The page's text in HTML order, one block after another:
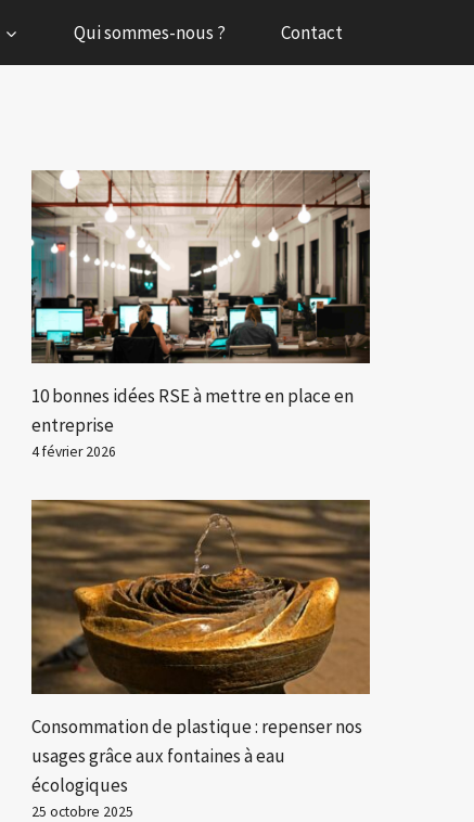
Qui sommes-nous ? Contact
10 bonnes idées RSE à mettre en place en
entreprise
4 février 2026
Consommation de plastique : repenser nos
usages grâce aux fontaines à eau
écologiques
25 octobre 2025